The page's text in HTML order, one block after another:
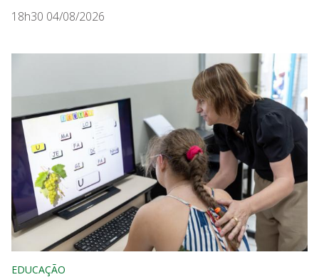
18h30 04/08/2026
EDUCAÇÃO